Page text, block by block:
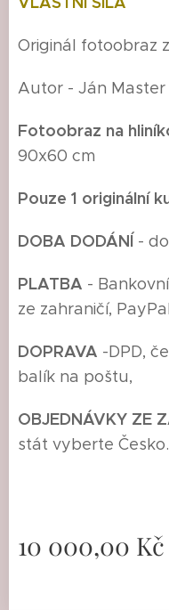
Originál fotoobraz
Autor - Ján Master
Fotoobraz na
90x60 cm
Pouze 1 originální
DOBA DODÁNÍ -
PLATBA -
ze zahraničí, PayPal
DOPRAVA -DPD,
balík na poštu,
OBJEDNÁVKY ZE
stát vyberte Česko.
10 000,00 Kč